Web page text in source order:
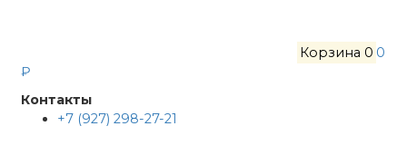
Корзина 0 0
₽
Контакты
+7 (927) 298-27-21